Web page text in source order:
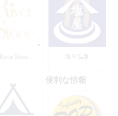
River Stone 塩屋温泉
便利な情報